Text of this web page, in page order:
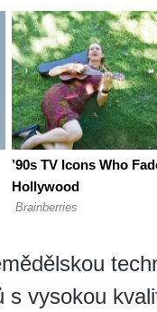
s vysokou